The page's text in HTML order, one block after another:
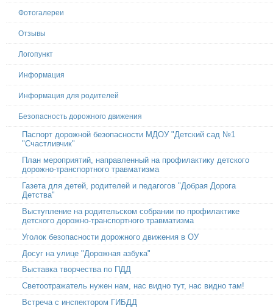
Фотогалереи
Отзывы
Логопункт
Информация
Информация для родителей
Безопасность дорожного движения
Паспорт дорожной безопасности МДОУ "Детский сад №1
"Счастливчик"
План мероприятий, направленный на профилактику детского
дорожно-транспортного травматизма
Газета для детей, родителей и педагогов "Добрая Дорога
Детства"
Выступление на родительском собрании по профилактике
детского дорожно-транспортного травматизма
Уголок безопасности дорожного движения в ОУ
Досуг на улице "Дорожная азбука"
Выставка творчества по ПДД
Светоотражатель нужен нам, нас видно тут, нас видно там!
Встреча с инспектором ГИБДД